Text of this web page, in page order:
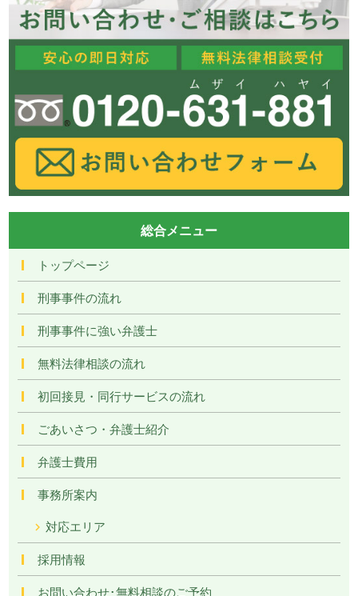
総合メニュー
トップページ
刑事事件の流れ
刑事事件に強い弁護士
無料法律相談の流れ
初回接見・同行サービスの流れ
ごあいさつ・弁護士紹介
弁護士費用
事務所案内
対応エリア
採用情報
お問い合わせ･無料相談のご予約